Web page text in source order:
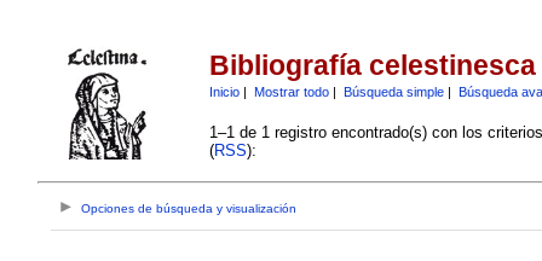
Bibliografía celestinesca
Inicio| Mostrar todo| Búsqueda simple| Búsqueda
1–1 de 1 registro encontrado(s) con los
(RSS):
Opciones de búsqueda y visualización